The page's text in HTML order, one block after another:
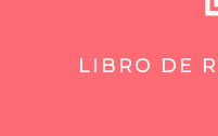
LIBRO DE